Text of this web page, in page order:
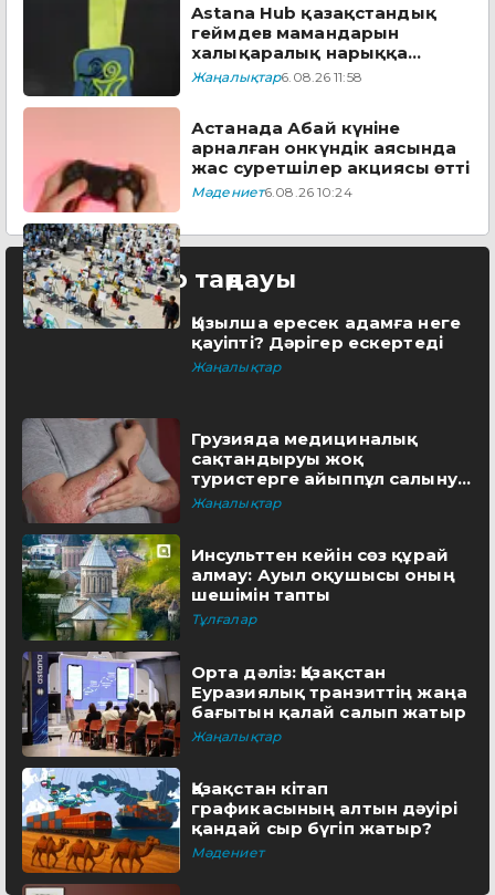
Astana Hub қазақстандық
геймдев мамандарын
халықаралық нарыққа
дайындайтын тегін
бағдарламаға өтінім
Жаңалықтар6.08.26 11:58
Астанада Абай күніне
арналған онкүндік аясында
жас суретшілер акциясы өтті
Мәдениет6.08.26 10:24
Редактор таңдауы
Қызылша ересек адамға неге
қауіпті? Дәрігер ескертеді
Жаңалықтар
Грузияда медициналық
сақтандыруы жоқ
туристерге айыппұл салынуы
мүмкін
Жаңалықтар
Инсульттен кейін сөз құрай
алмау: Ауыл оқушысы оның
шешімін тапты
Тұлғалар
Орта дәліз: Қазақстан
Еуразиялық транзиттің жаңа
бағытын қалай салып жатыр
Жаңалықтар
Қазақстан кітап
графикасының алтын дәуірі
қандай сыр бүгіп жатыр?
Мәдениет